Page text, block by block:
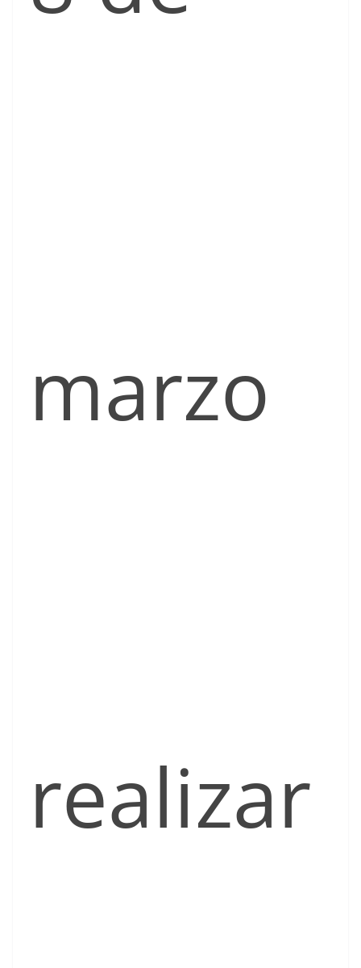
marzo
realizar